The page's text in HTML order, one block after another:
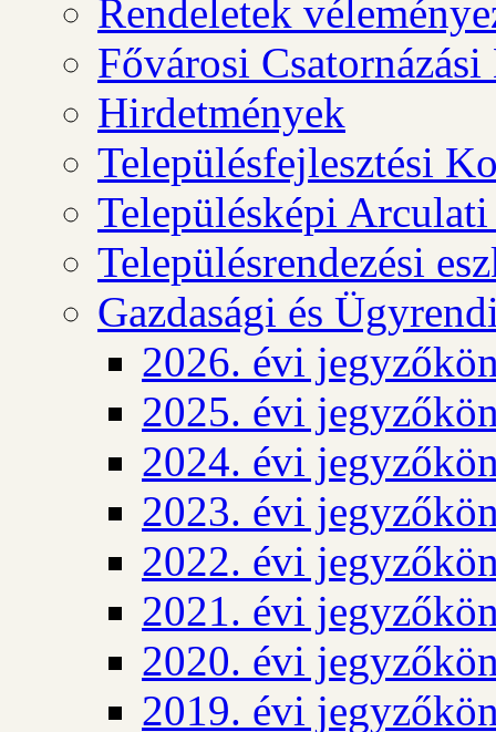
Rendeletek
Fővárosi
Hirdetmények
Településfejlesztési
Településképi
Településrendezési
Gazdasági és
2026. évi
2025. évi
2024. évi
2023. évi
2022. évi
2021. évi
2020. évi
2019. évi